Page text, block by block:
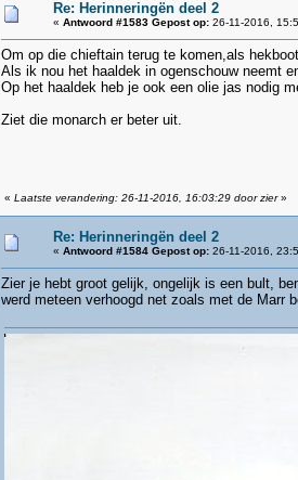
Re: Herinneringën deel 2
« Antwoord #1583 Gepost op: 26-11-2016,
Om op die chieftain terug te komen,als
Als ik nou het haaldek in ogenschouw neemt
Op het haaldek heb je ook een olie jas nodig
Ziet die monarch er beter uit.
« Laatste verandering: 26-11-2016, 16:03:29 door zier»
Re: Herinneringën deel 2
« Antwoord #1584 Gepost op: 26-11-2016,
Zier je hebt groot gelijk, ongelijk is een bult,
werd meteen verhoogd net zoals met de Marr